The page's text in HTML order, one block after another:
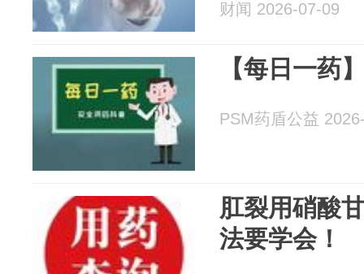
财闻 2026-07-09
【每日一药
PSM药盾公益
肛裂用硝酸
法要学会！